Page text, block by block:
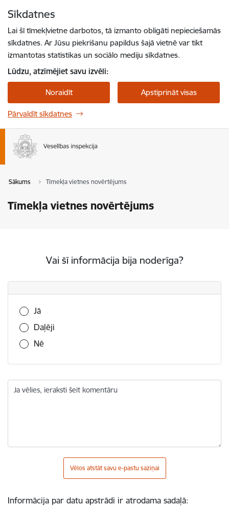
Sīkdatnes
Lai šī tīmekļvietne darbotos, tā izmanto obligāti nepieciešamās
sīkdatnes. Ar Jūsu piekrišanu papildus šajā vietnē var tikt
izmantotas statistikas un sociālo mediju sīkdatnes.
Lūdzu, atzīmējiet savu izvēli:
Noraidīt Apstiprināt visas
Pārvaldīt sīkdatnes
Sākums Tīmekļa vietnes novērtējums
Tīmekļa vietnes novērtējums
Vai šī informācija bija noderīga?
Vai šī informācija bija noderīga?
Jā
Daļēji
Nē
Ja vēlies, ieraksti šeit komentāru
Vēlos atstāt savu e-pastu saziņai
Informācija par datu apstrādi ir atrodama sadaļā: